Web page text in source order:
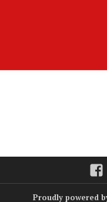
Proudly powered